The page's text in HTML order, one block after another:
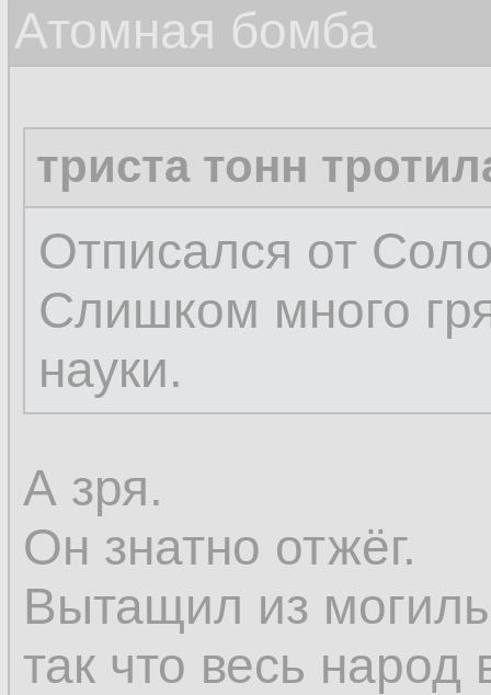
Атомная бомба
триста тонн
Отписался от
Слишком много
науки.
А зря.
Он знатно отжёг.
Вытащил из
так что весь народ